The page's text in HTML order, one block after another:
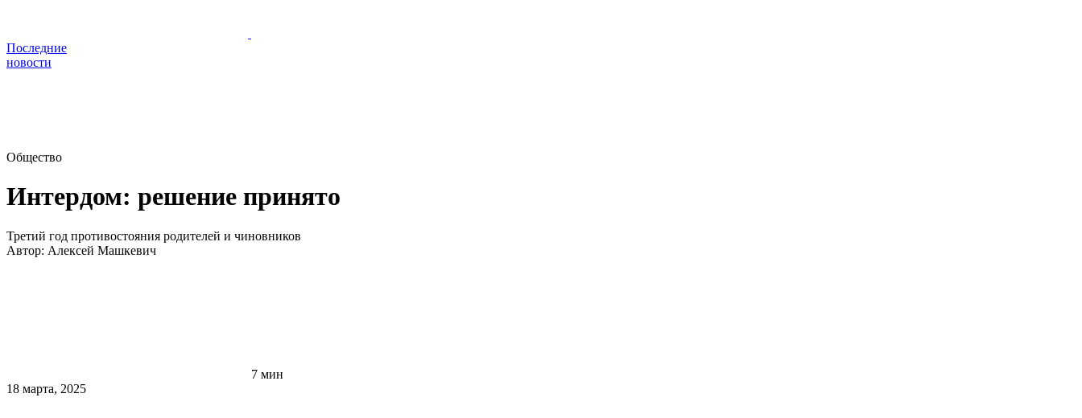
Последние
новости
Общество
Интердом: решение принято
Третий год противостояния родителей и чиновников
Автор: Алексей Машкевич
7 мин
18 марта, 2025